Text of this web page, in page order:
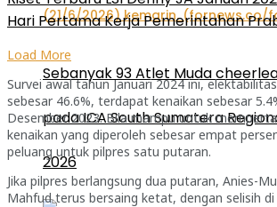
Sebanyak 93 Atlet Muda
pada ICA South Sumatera
2026
Hari Pertama Kerja Pemerintahan
Load More
Survei awal tahun Januari 2024 ini,
sebesar 46.6%, terdapat kenaikan sebesar
Desember 2023. Bila mampu untuk
kenaikan yang diperoleh sebesar empat
peluang untuk pilpres satu putaran.
Jika pilpres berlangsung dua putaran, Anies-
Mahfud terus bersaing ketat, dengan selisih di